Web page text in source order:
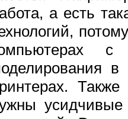
а есть
с